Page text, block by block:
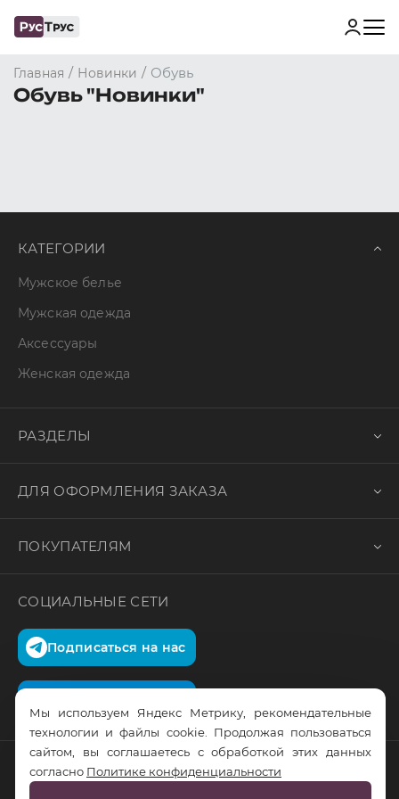
Главная / Новинки / Обувь
Обувь "Новинки"
КАТЕГОРИИ
Мужское белье
Мужская одежда
Аксессуары
Женская одежда
РАЗДЕЛЫ
ДЛЯ ОФОРМЛЕНИЯ ЗАКАЗА
ПОКУПАТЕЛЯМ
СОЦИАЛЬНЫЕ СЕТИ
Подписаться на нас
© RusTrus. 2011-2026. Все права защищены
Мы используем Яндекс Метрику, рекомендательные
технологии и файлы cookie. Продолжая пользоваться
сайтом, вы соглашаетесь с обработкой этих данных
согласно Политике конфиденциальности